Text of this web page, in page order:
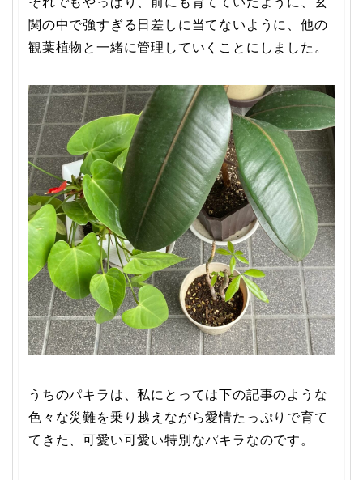
関の中で強すぎる日差しに当てないように、他の
観葉植物と一緒に管理していくことにしました。
うちのパキラは、私にとっては下の記事のような
色々な災難を乗り越えながら愛情たっぷりで育て
てきた、可愛い可愛い特別なパキラなのです。